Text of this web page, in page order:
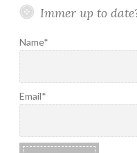
Immer up to
Name*
Email*